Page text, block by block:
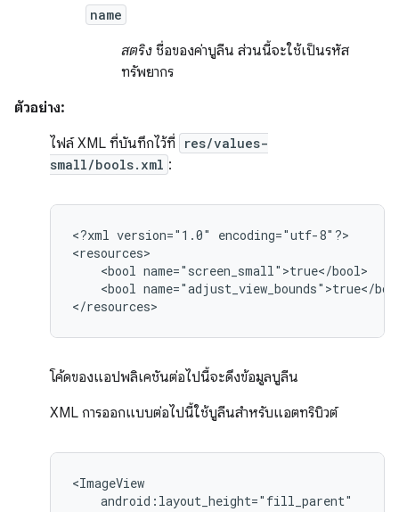
name
สตริง ชื่อของค่าบูลีน ส่วนนี้จะใช้เป็นรหัส
ทรัพยากร
ตัวอย่าง:
ไฟล์ XML ที่บันทึกไว้ที่ res/values-
small/bools.xml :
<?xml version="1.0"
encoding="utf-8"?>
<bool
<bool name="adjust_view_bounds">true</
</resources>
โค้ดของแอปพลิเคชันต่อไปนี้จะดึงข้อมูลบูลีน
XML การออกแบบต่อไปนี้ใช้บูลีนสำหรับแอตทริบิวต์